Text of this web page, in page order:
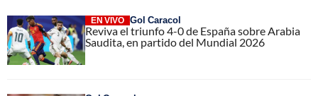
EN VIVO Gol Caracol
Reviva el triunfo 4-0 de España sobre Arabia
Saudita, en partido del Mundial 2026